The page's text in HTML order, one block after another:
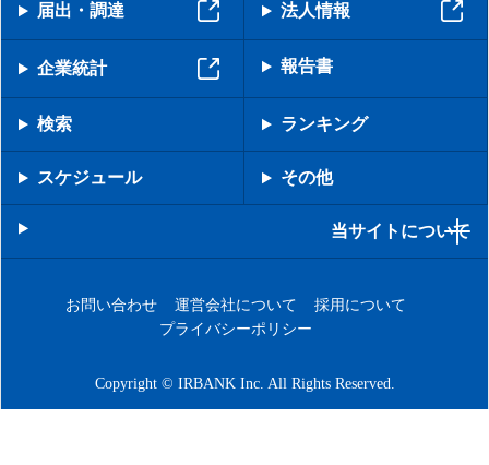
届出・調達 法人情報
企業統計 報告書
検索 ランキング
スケジュール その他
当サイトについて
お問い合わせ 運営会社について
採用について
プライバシーポリシー
Copyright © IRBANK Inc. All Rights Reserved.